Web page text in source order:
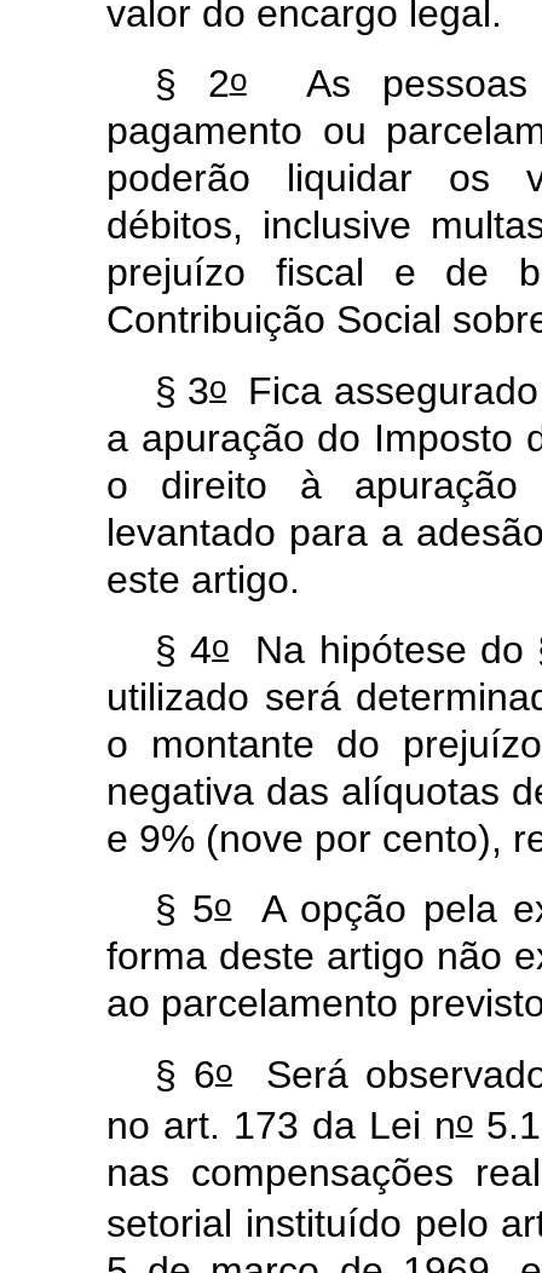
valor do encargo legal.
§ 2oAs pessoas
pagamento ou
poderão liquidar os
débitos, inclusive
prejuízo fiscal e de
Contribuição Social
§ 3oFica assegurado
a apuração do Imposto
o direito à
levantado para a
este artigo.
§ 4oNa hipótese do
utilizado será
o montante do
negativa das alíquotas
e 9% (nove por cento),
§ 5oA opção pela
forma deste artigo não
ao parcelamento
§ 6oSerá
no art. 173 da Lei no
nas compensações
setorial instituído pelo